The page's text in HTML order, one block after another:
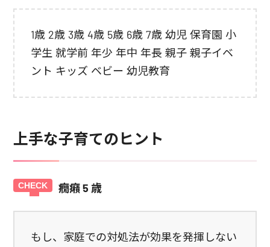
1歳 2歳 3歳 4歳 5歳 6歳 7歳 幼児 保育園 小
学生 就学前 年少 年中 年長 親子 親子イベ
ント キッズ ベビー 幼児教育
上手な子育てのヒント
癇癪 5 歳
もし、家庭での対処法が効果を発揮しない